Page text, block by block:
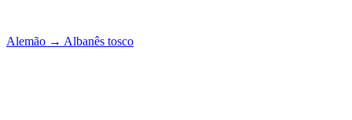
Alemão → Albanês tosco